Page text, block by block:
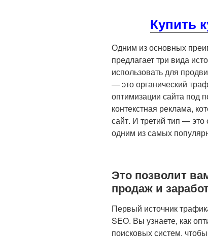
Купить
Одним из основных
предлагает три вида
использовать для
— это органический
оптимизации сайта под
контекстная реклама,
сайт. И третий тип —
одним из самых
Это позволит
продаж и
Первый источник
SEO. Вы узнаете, как
поисковых систем,